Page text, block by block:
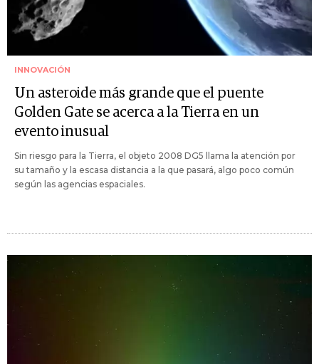
INNOVACIÓN
Un asteroide más grande que el puente
Golden Gate se acerca a la Tierra en un
evento inusual
Sin riesgo para la Tierra, el objeto 2008 DG5 llama la atención por
su tamaño y la escasa distancia a la que pasará, algo poco común
según las agencias espaciales.